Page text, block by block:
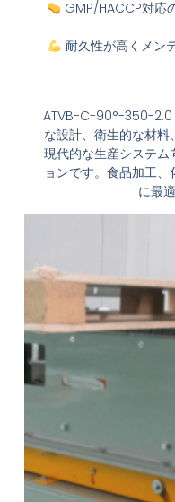
GMP/HACCP対応
耐久性が高くメン
ATVB-C-90°-350-2.0
な設計、衛生的な材
現代的な生産システ
ョンです。食品加工
に最